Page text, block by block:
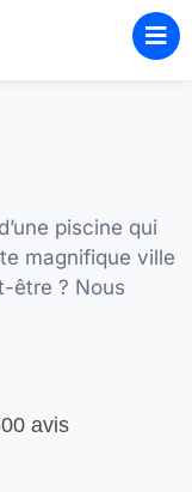
piscine qui
magnifique ville
être ? Nous
avis